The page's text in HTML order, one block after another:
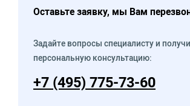
Оставьте заявку, мы Вам
Задайте вопросы специалисту и
персональную консультацию:
+7 (495) 775-73-60